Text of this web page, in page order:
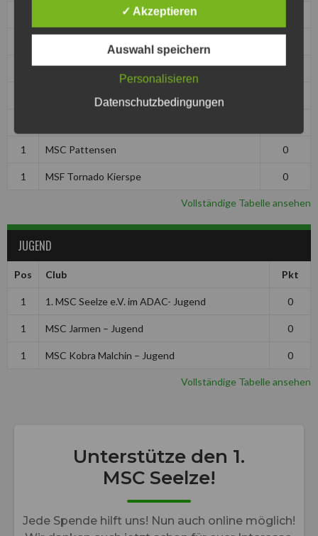
1. MBC 70/90 Halle
MBC Kierspe 0
MSC Jarmen
1 MSC Pattensen 0
1 MSF Tornado Kierspe 0
Vollständige Tabelle ansehen
JUGEND
Pos Club Pkt
1 1. MSC Seelze e.V. im ADAC- Jugend 0
1 MSC Jarmen – Jugend 0
1 MSC Kobra Malchin – Jugend 0
Vollständige Tabelle ansehen
✓ Akzeptieren
Auswahl speichern
Personalisieren
Datenschutzbedingungen